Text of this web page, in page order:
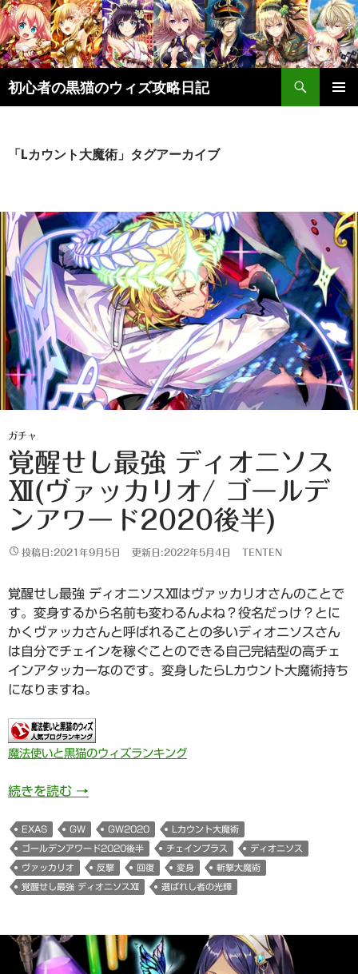
初心者の黒猫のウィズ攻略日記
検
索
ン
キ
ッ
プ
「Lカウント大魔術」タグアーカイブ
ガチャ
覚醒せし最強 ディオニソス
Ⅻ(ヴァッカリオ/ ゴールデ
ンアワード2020後半)
投稿日:2021年9月5日 更新日:2022年5月4日 TENTEN
覚醒せし最強 ディオニソスⅫはヴァッカリオさんのことで
す。変身するから名前も変わるんよね？役名だっけ？とに
かくヴァッカさんと呼ばれることの多いディオニソスさん
は自分でチェインを稼ぐことのできる自己完結型の高チェ
インアタッカーなのです。変身したらLカウント大魔術持ち
になりますね。
魔法使いと黒猫のウィズランキング
続きを読む 覚醒せし最強 ディオニソスⅫ(ヴァッカリオ/
→
EXAS GW GW2020 Lカウント大魔術
ゴールデンアワード2020後半 チェインプラス ディオニソス
ヴァッカリオ 反撃 回復 変身 斬撃大魔術
覚醒せし最強 ディオニソスⅫ 選ばれし者の光輝